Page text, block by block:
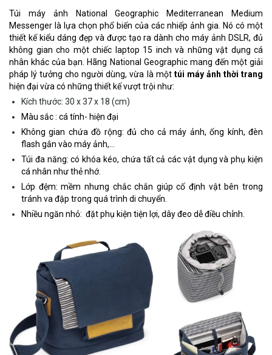
Túi máy ảnh National Geographic Mediterranean Medium
Messenger là lựa chọn phổ biến của các nhiếp ảnh gia. Nó có một
thiết kế kiểu dáng đẹp và được tạo ra dành cho máy ảnh DSLR, đủ
không gian cho một chiếc laptop 15 inch và những vật dụng cá
nhân khác của bạn. Hãng National Geographic mang đến một giải
pháp lý tưởng cho người dùng, vừa là một túi máy ảnh thời trang
hiện đại vừa có những thiết kế vượt trội như:
Kích thước: 30 x 37 x 18 (cm)
Màu sắc : cá tính- hiện đại
Không gian chứa đồ rộng: đủ cho cả máy ảnh, ống kính, đèn
flash gắn vào máy ảnh,...
Túi đa năng: có khóa kéo, chứa tất cả các vật dụng và phụ kiện
cá nhân như thẻ nhớ.
Lớp đệm: mềm nhưng chắc chắn giúp cố định vật bên trong
tránh va đập trong quá trình di chuyển.
Nhiều ngăn nhỏ: đặt phụ kiện tiện lợi, dây đeo dễ điều chỉnh.